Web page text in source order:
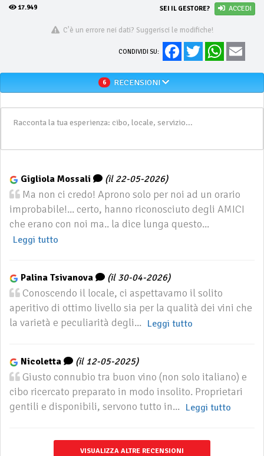
17.949 SEI IL GESTORE? ACCEDI
C'è un errore nei dati? Suggerisci le modifiche!
CONDIVIDI SU:
FacebookTwitter WhatsApp
6 RECENSIONI
Gigliola Mossali (il 22-05-2026)
Ma non ci credo! Aprono solo per noi ad un orario
improbabile!... certo, hanno riconosciuto degli AMICI
che erano con noi ma.. la dice lunga questo...
Leggi tutto
Palina Tsivanova (il 30-04-2026)
Conoscendo il locale, ci aspettavamo il solito
aperitivo di ottimo livello sia per la qualità dei vini che
la varietà e peculiarità degli... Leggi tutto
Nicoletta (il 12-05-2025)
Giusto connubio tra buon vino (non solo italiano) e
cibo ricercato preparato in modo insolito. Proprietari
gentili e disponibili, servono tutto in... Leggi tutto
VISUALIZZA ALTRE RECENSIONI